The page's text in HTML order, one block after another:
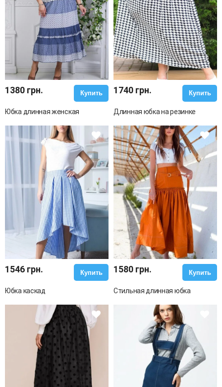
1380 грн. Купить
Юбка длинная женская
1740 грн. Купить
Длинная юбка на резинке
1546 грн. Купить
Юбка каскад
1580 грн. Купить
Стильная длинная юбка